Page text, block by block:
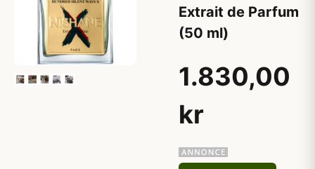
Extrait de Parfum
(50 ml)
1.830,00
kr